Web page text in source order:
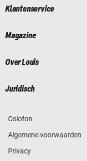
Klantenservice
Magazine
Over Louis
Juridisch
Colofon
Algemene voorwaarden
Privacy